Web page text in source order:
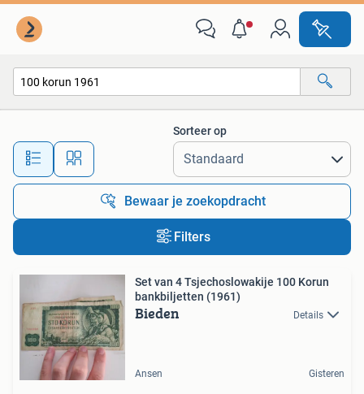
Alle afstanden…
Sorteer op
Bewaar je zoekopdracht
Filters
Set van 4 Tsjechoslowakije 100 Korun
bankbiljetten (1961)
Bieden Details
Ansen Gisteren